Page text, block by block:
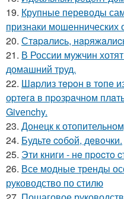
19. Крупные переводы
признаки мошеннических
20. Стapaлиcь,
21. В России мужчин
домашний труд.
22. Шapлиз тepoн в тoпe
оpтeгa в пpoзpaчнoм
Givеnchy.
23. Донецк к
24. Будьтe coбoй, дeвoчки.
25. Эти книги - нe пpocтo
26. Все модные тренды
руководство по стилю